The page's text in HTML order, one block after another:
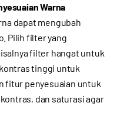
Warna
dapat mengubah
Pilih filter yang
filter hangat untuk
tinggi untuk
fitur penyesuaian untuk
dan saturasi agar